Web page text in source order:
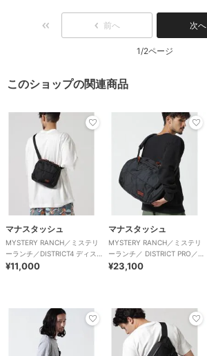
前へ 次へ
1/2ページ
このショップの関連商品
マナスタッシュ
MYSTERY RANCH／ミステリ
ーランチ／DISTRICT4 ディス
トリクト4 ショルダーバッグ
¥11,000
マナスタッシュ
MYSTERY RANCH／ミステリ
ーランチ／ DISTRICT PRO／デ
ィストリクトプロ
¥23,100